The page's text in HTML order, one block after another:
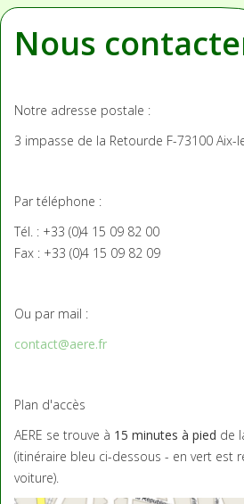
Nous
Notre adresse postale :
3 impasse de la Retourde F-73100 Aix-
Par téléphone :
Tél. : +33 (0)4 15 09 82 00
Fax : +33 (0)4 15 09 82 09
Ou par mail :
contact@aere.fr
Plan d'accès
AERE se trouve à 15 minutes à pied de
(itinéraire bleu ci-dessous - en vert est
voiture).